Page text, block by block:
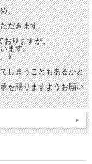
、
だきます。
おりますが、
ます。
）
しまうこともあるかと
を賜りますようお願い